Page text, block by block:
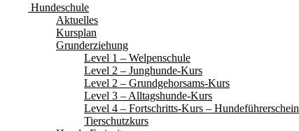
Hundeschule
Aktuelles
Kursplan
Grunderziehung
Level 1 – Welpenschule
Level 2 – Junghunde-Kurs
Level 2 – Grundgehorsams-Kurs
Level 3 – Alltagshunde-Kurs
Level 4 – Fortschritts-Kurs – Hundeführerschein
Tierschutzkurs